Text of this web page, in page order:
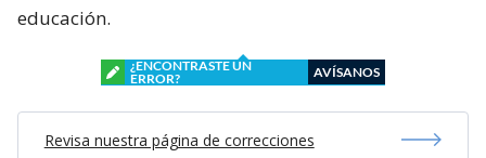
educación.
¿ENCONTRASTE UN
ERROR?
AVÍSANOS
Revisa nuestra página de correcciones